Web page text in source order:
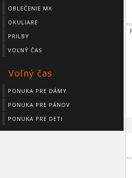
OBLEČENIE MX
OKULIARE
PRILBY
VOĽNÝ ČAS
Voľný čas
PONUKA PRE DÁMY
PONUKA PRE PÁNOV
PONUKA PRE DETI